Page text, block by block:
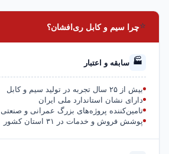
⭐چرا سیم و کابل ری‌افشان؟
🏭 سابقه و اعتبار
بیش از ۲۵ سال تجربه در تولید سیم و کابل
دارای نشان استاندارد ملی ایران
تامین‌کننده پروژه‌های بزرگ عمرانی و صنعتی
پوشش فروش و خدمات در ۳۱ استان کشور